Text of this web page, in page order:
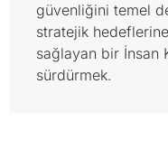
güvenliğini temel
stratejik hedeflerine
sağlayan bir İnsan
sürdürmek.